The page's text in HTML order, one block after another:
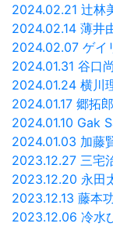
2024.02.21 辻林
2024.02.14 薄井
2024.02.07 ゲイ
2024.01.31 谷口
2024.01.24 横川
2024.01.17 郷拓
2024.01.10 Gak
2024.01.03 加藤
2023.12.27 三宅
2023.12.20 永田
2023.12.13 藤本
2023.12.06 冷水